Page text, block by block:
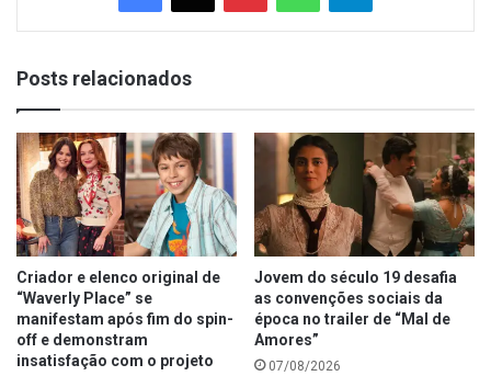
Posts relacionados
Criador e elenco original de
“Waverly Place” se
manifestam após fim do spin-
off e demonstram
insatisfação com o projeto
Jovem do século 19 desafia
as convenções sociais da
época no trailer de “Mal de
Amores”
07/08/2026